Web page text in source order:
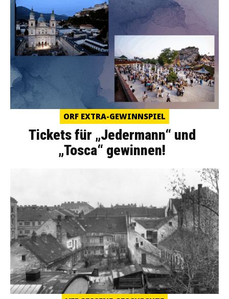
ORF EXTRA-GEWINNSPIEL
Tickets für „Jedermann“ und
„Tosca“ gewinnen!